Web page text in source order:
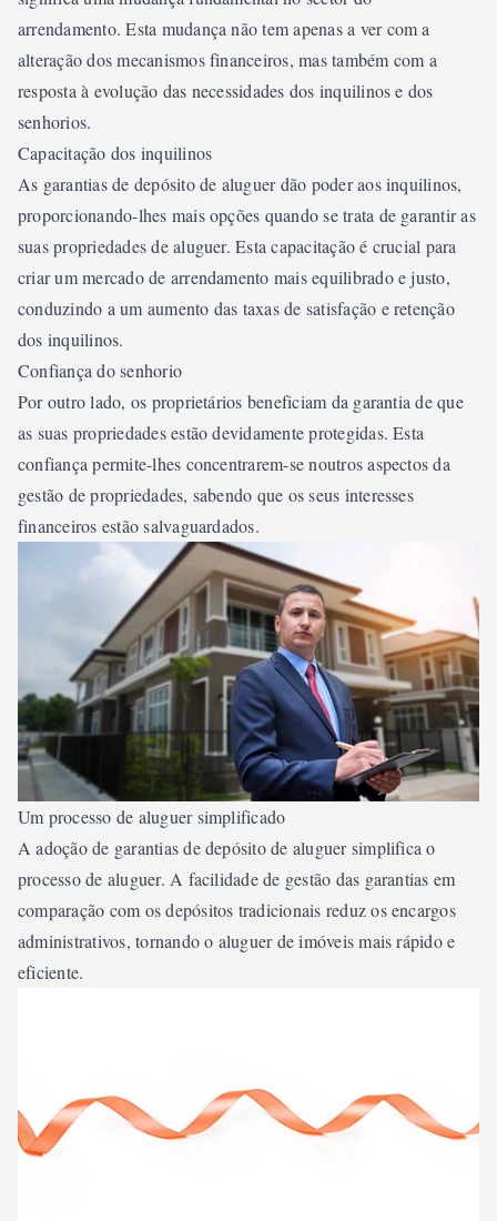
arrendamento. Esta mudança não tem apenas a ver com a
alteração dos mecanismos financeiros, mas também com a
resposta à evolução das necessidades dos inquilinos e dos
senhorios.
Capacitação dos inquilinos
As garantias de depósito de aluguer dão poder aos inquilinos,
proporcionando-lhes mais opções quando se trata de garantir as
suas propriedades de aluguer. Esta capacitação é crucial para
criar um mercado de arrendamento mais equilibrado e justo,
conduzindo a um aumento das taxas de satisfação e retenção
dos inquilinos.
Confiança do senhorio
Por outro lado, os proprietários beneficiam da garantia de que
as suas propriedades estão devidamente protegidas. Esta
confiança permite-lhes concentrarem-se noutros aspectos da
gestão de propriedades, sabendo que os seus interesses
financeiros estão salvaguardados.
Um processo de aluguer simplificado
A adoção de garantias de depósito de aluguer simplifica o
processo de aluguer. A facilidade de gestão das garantias em
comparação com os depósitos tradicionais reduz os encargos
administrativos, tornando o aluguer de imóveis mais rápido e
eficiente.